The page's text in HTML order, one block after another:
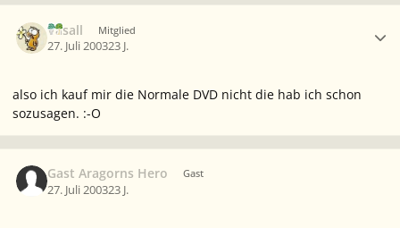
Vasall Mitglied
27. Juli 200323 J.
also ich kauf mir die Normale DVD nicht die hab ich schon
sozusagen. :-O
Gast Aragorns Hero Gast
27. Juli 200323 J.